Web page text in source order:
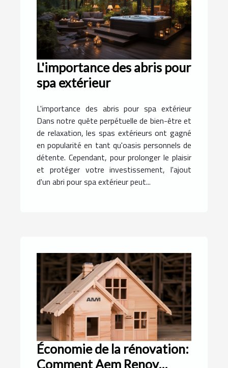
L'importance des abris pour
spa extérieur
L'importance des abris pour spa extérieur
Dans notre quête perpétuelle de bien-être et
de relaxation, les spas extérieurs ont gagné
en popularité en tant qu'oasis personnels de
détente. Cependant, pour prolonger le plaisir
et protéger votre investissement, l'ajout
d'un abri pour spa extérieur peut...
Économie de la rénovation:
Comment Aem Renov